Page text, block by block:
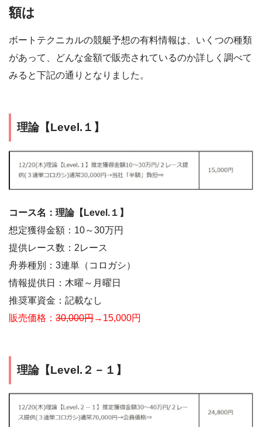
額は
ボートテクニカルの競艇予想の有料情報は、いくつの種類
があって、どんな金額で販売されているのか詳しく調べて
みると下記の通りとなりました。
理論【Level.１】
コース名：理論【Level.１】
想定獲得金額：10～30万円
提供レース数：2レース
舟券種別：3連単（コロガシ）
情報提供日：木曜～月曜日
推奨軍資金：記載なし
販売価格： 30,000円→15,000円
理論【Level.２－１】